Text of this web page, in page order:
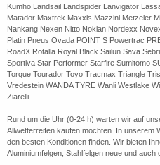
Kumho Landsail Landspider Lanvigator
Matador Maxtrek Maxxis Mazzini Metzeler
Nankang Nexen Nitto Nokian Nordexx
Platin Pneus Ovada POINT S Powertrac
RoadX Rotalla Royal Black Sailun Sava
Sportiva Star Performer Starfire Sumitomo
Torque Tourador Toyo Tracmax Triangle
Vredestein WANDA TYRE Wanli Westlake
Ziarelli
Rund um die Uhr (0-24 h) warten wir auf
Allwetterreifen kaufen möchten. In unserem
den besten Konditionen finden. Wir bieten
Aluminiumfelgen, Stahlfelgen neue und auch